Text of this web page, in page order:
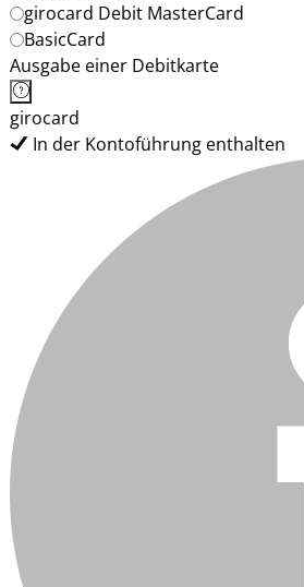
girocard Debit MasterCard
BasicCard
Ausgabe einer Debitkarte
girocard
In der Kontoführung enthalten